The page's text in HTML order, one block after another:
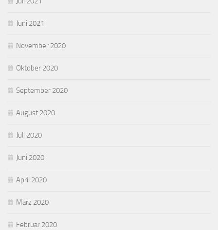
Juni 2021
November 2020
Oktober 2020
September 2020
August 2020
Juli 2020
Juni 2020
April 2020
März 2020
Februar 2020